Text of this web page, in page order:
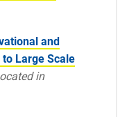
and
Large Scale
in